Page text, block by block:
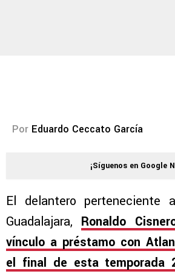
Por Eduardo Ceccato García
¡Síguenos en Google
El delantero perteneciente
Guadalajara, Ronaldo
vínculo a préstamo con
el final de esta temporada